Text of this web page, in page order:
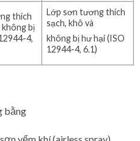
thích
không bị
4,
Lớp sơn tương thích
sạch, khô và
không bị hư hại (ISO
12944-4, 6.1)
bằng